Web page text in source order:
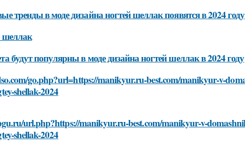
тренды в моде дизайна ногтей шеллак появятся в 2024 году
шеллак
будут популярны в моде дизайна ногтей шеллак в 2024 году
go.php?url=https://manikyur.ru-best.com/manikyur-v-
shellak-2024
url.php?https://manikyur.ru-best.com/manikyur-v-
shellak-2024